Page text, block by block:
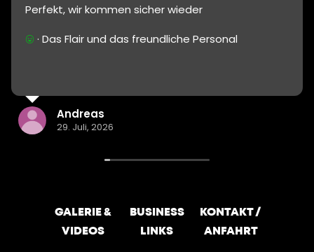
Perfekt, wir kommen sicher wieder
· Das Flair und das freundliche Personal
Andreas
29. Juli, 2026
GALERIE &
VIDEOS
BUSINESS
LINKS
KONTAKT /
ANFAHRT